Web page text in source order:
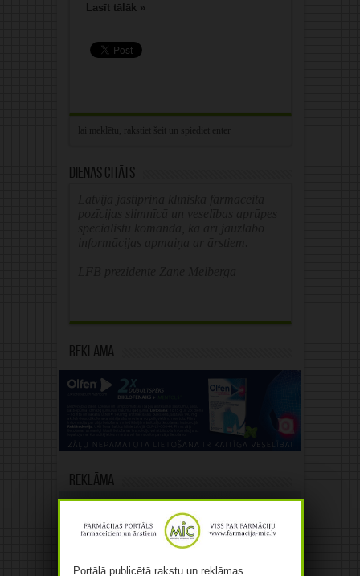
Lasīt tālāk »
Dienas citāts
Reklāma
Reklāma
Portālā publicētā rakstu un reklāmas